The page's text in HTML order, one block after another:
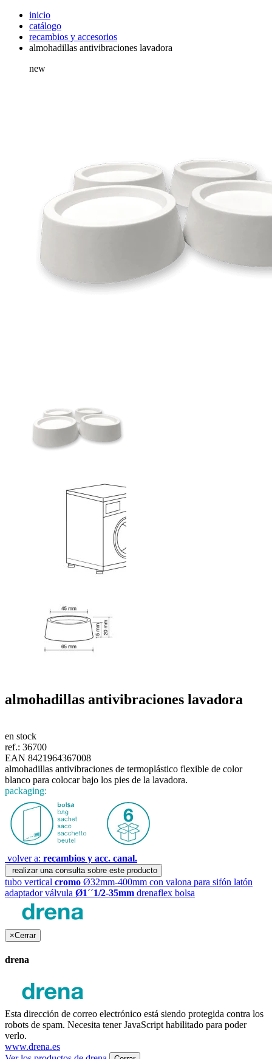
inicio
catálogo
recambios y accesorios
almohadillas antivibraciones lavadora
new
almohadillas antivibraciones lavadora
en stock
ref.: 36700
EAN 8421964367008
almohadillas antivibraciones de termoplástico flexible de color
blanco para colocar bajo los pies de la lavadora.
packaging:
volver a: recambios y acc. canal.
realizar una consulta sobre este producto
tubo vertical cromo Ø32mm-400mm con valona para sifón latón
adaptador válvula Ø1´´1/2-35mm drenaflex bolsa
×Cerrar
drena
Esta dirección de correo electrónico está siendo protegida contra los
robots de spam. Necesita tener JavaScript habilitado para poder
verlo.
www.drena.es